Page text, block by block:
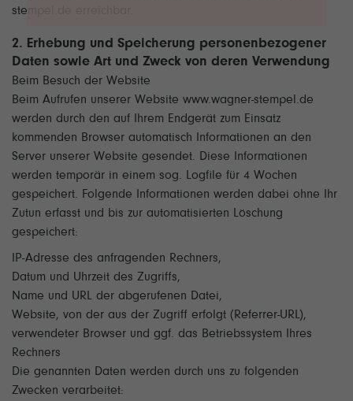
stempel.de erreichbar.
2. Erhebung und Speicherung personenbezogener
Daten sowie Art und Zweck von deren Verwendung
Beim Besuch der Website
Beim Aufrufen unserer Website www.wagner-stempel.de
werden durch den auf Ihrem Endgerät zum Einsatz
kommenden Browser automatisch Informationen an den
Server unserer Website gesendet. Diese Informationen
werden temporär in einem sog. Logfile für 4 Wochen
gespeichert. Folgende Informationen werden dabei ohne Ihr
Zutun erfasst und bis zur automatisierten Löschung
gespeichert:
IP-Adresse des anfragenden Rechners,
Datum und Uhrzeit des Zugriffs,
Name und URL der abgerufenen Datei,
Website, von der aus der Zugriff erfolgt (Referrer-URL),
verwendeter Browser und ggf. das Betriebssystem Ihres
Rechners
Die genannten Daten werden durch uns zu folgenden
Zwecken verarbeitet:
Gerne empfehlen wir unseren VDP.Partner
Van Nahmenan dieser Stelle.